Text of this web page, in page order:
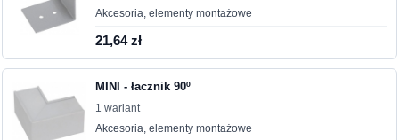
Akcesoria, elementy montażowe
21,64 zł
MINI - łacznik 90º
1 wariant
Akcesoria, elementy montażowe